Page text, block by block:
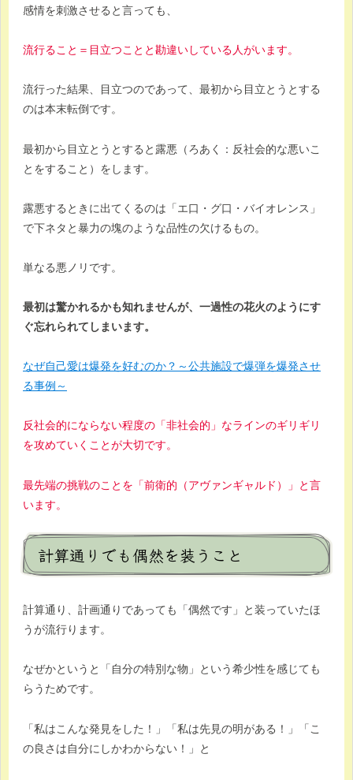
感情を刺激させると言っても、
流行ること＝目立つことと勘違いしている人がいます。
流行った結果、目立つのであって、最初から目立とうとする
のは本末転倒です。
最初から目立とうとすると露悪（ろあく：反社会的な悪いこ
とをすること）をします。
露悪するときに出てくるのは「エ口・グ口・バイオレンス」
で下ネタと暴力の塊のような品性の欠けるもの。
単なる悪ノリです。
最初は驚かれるかも知れませんが、一過性の花火のようにす
ぐ忘れられてしまいます。
なぜ自己愛は爆発を好むのか？～公共施設で爆弾を爆発させ
る事例～
反社会的にならない程度の「非社会的」なラインのギリギリ
を攻めていくことが大切です。
最先端の挑戦のことを「前衛的（アヴァンギャルド）」と言
います。
計算通りでも偶然を装うこと
計算通り、計画通りであっても「偶然です」と装っていたほ
うが流行ります。
なぜかというと「自分の特別な物」という希少性を感じても
らうためです。
「私はこんな発見をした！」「私は先見の明がある！」「こ
の良さは自分にしかわからない！」と